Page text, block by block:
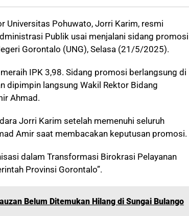
Universitas Pohuwato, Jorri Karim, resmi
Publik usai menjalani sidang promosi
Gorontalo (UNG), Selasa (21/5/2025).
IPK 3,98. Sidang promosi berlangsung di
dipimpin langsung Wakil Rektor Bidang
Ahmad.
Jorri Karim setelah memenuhi seluruh
Amir saat membacakan keputusan promosi.
dalam Transformasi Birokrasi Pelayanan
Provinsi Gorontalo”.
Belum Ditemukan Hilang di Sungai Bulango